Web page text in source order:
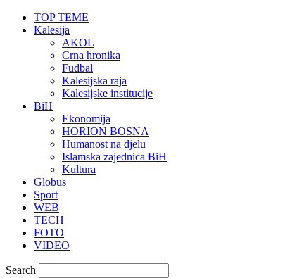
TOP TEME
Kalesija
AKOL
Crna hronika
Fudbal
Kalesijska raja
Kalesijske institucije
BiH
Ekonomija
HORION BOSNA
Humanost na djelu
Islamska zajednica BiH
Kultura
Globus
Sport
WEB
TECH
FOTO
VIDEO
Search